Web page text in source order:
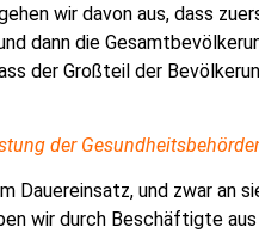
wir davon aus, dass
dann die
der Großteil der
der
und zwar an
wir durch Beschäftigte